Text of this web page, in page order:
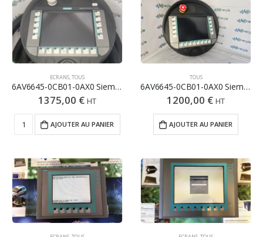
ECRANS,TOUS
6AV6645-0CB01-0AX0 Siemens Mobile Panel 277
1375,00 € HT
AJOUTER AU PANIER
TOUS
6AV6645-0CB01-0AX0 Siemens Mobile Panel 277 sans câble de liaison
1200,00 € HT
AJOUTER AU PANIER